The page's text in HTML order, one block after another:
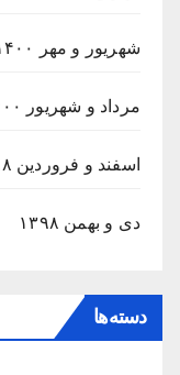
شهریور و مهر ۱۴۰۰
مرداد و شهریور ۱۴۰۰
اسفند و فروردین ۱۳۹۸
دی و بهمن ۱۳۹۸
دسته‌ها